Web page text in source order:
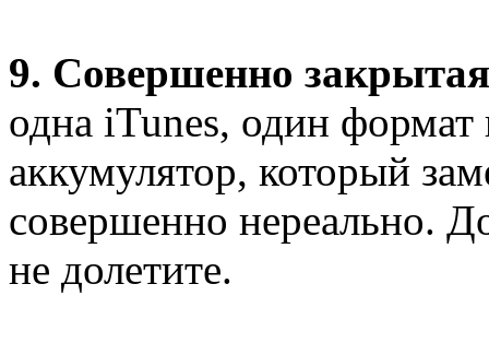
9. Совершенно
одна iTunes, один
аккумулятор, который
совершенно нереально.
не долетите.